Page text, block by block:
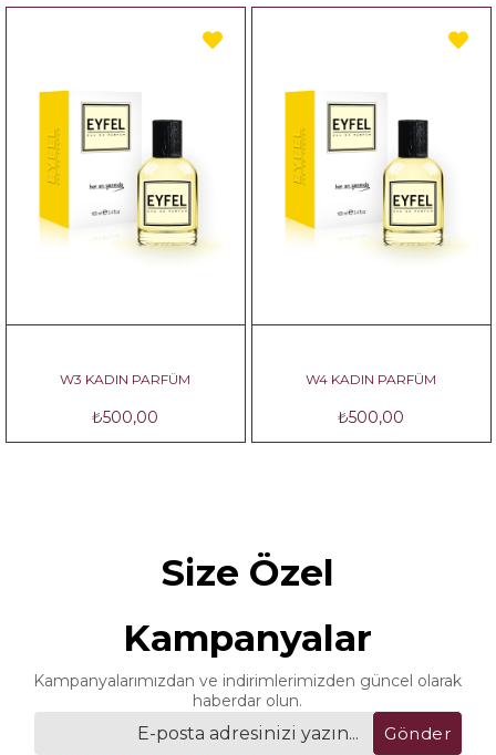
W3 KADIN PARFÜM
₺500,00
W4 KADIN PARFÜM
₺500,00
Size Özel
Kampanyalar
Kampanyalarımızdan ve indirimlerimizden güncel olarak
haberdar olun.
Gönder